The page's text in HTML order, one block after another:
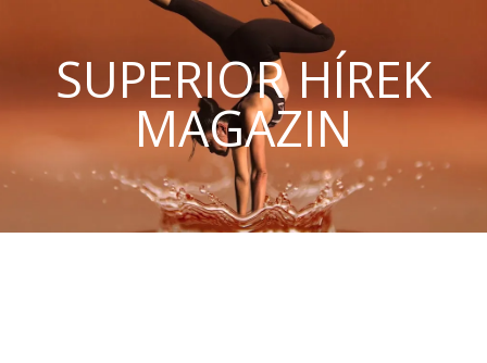
SUPERIOR HÍREK
MAGAZIN